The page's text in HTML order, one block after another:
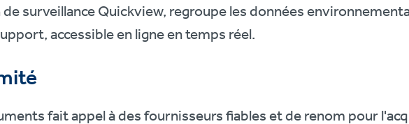
surveillance Quickview, regroupe les données
accessible en ligne en temps réel.
fait appel à des fournisseurs fiables et de renom pour